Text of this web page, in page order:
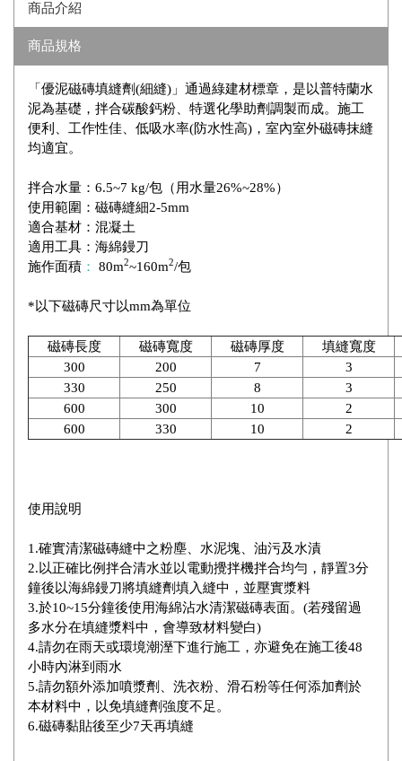
商品介紹
商品規格
「優泥磁磚填縫劑(細縫)」通過綠建材標章，是以普特蘭水
泥為基礎，拌合碳酸鈣粉、特選化學助劑調製而成。施工
便利、工作性佳、低吸水率(防水性高)，室內室外磁磚抹縫
均適宜。
拌合水量：6.5~7 kg/包（用水量26%~28%）
使用範圍：磁磚縫細2-5mm
適合基材：混凝土
適用工具：海綿鏝刀
施作面積 ： 80m2~160m2/包
*以下磁磚尺寸以mm為單位
磁磚長度 磁磚寬度 磁磚厚度
填縫寬度
300
200 7
3
330
250 8
3
600
300 10
2
600
330 10 2
使用說明
1.確實清潔磁磚縫中之粉塵、水泥塊、油污及水漬
2.以正確比例拌合清水並以電動攪拌機拌合均勻，靜置3分
鐘後以海綿鏝刀將填縫劑填入縫中，並壓實漿料
3.於10~15分鐘後使用海綿沾水清潔磁磚表面。(若殘留過
多水分在填縫漿料中，會導致材料變白)
4.請勿在雨天或環境潮溼下進行施工，亦避免在施工後48
小時內淋到雨水
5.請勿額外添加噴漿劑、洗衣粉、滑石粉等任何添加劑於
本材料中，以免填縫劑強度不足。
6.磁磚黏貼後至少7天再填縫